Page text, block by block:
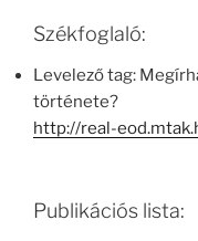
Székfoglaló:
Levelező tag:
története?
http://real-
Publikációs lista: